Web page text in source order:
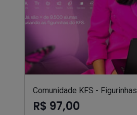
Comunidade KFS - Figurinhas
R$ 97,00